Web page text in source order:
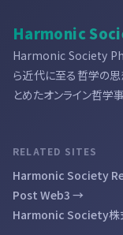
Harmonic
Harmonic Society
ら近代に至る哲学の思
とめたオンライン哲学
RELATED SITES
Harmonic Society
Post Web3 →
Harmonic Society